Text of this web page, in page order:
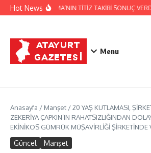
İçeriğe atla
Hot NewsJANDARMA’NIN TİTİZ TAKİBİ SONUÇ
Menu
Anasayfa / Manşet /20 YAŞ KUTLAMASI,
ZEKERİYA ÇAPKIN’IN RAHATSIZLIĞINDAN
EKİNİKOS GÜMRÜK MÜŞAVİRLİĞİ ŞİRKETİNDE
Güncel Manşet